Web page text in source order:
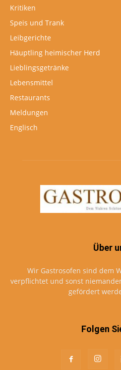
Kritiken
Speis und Trank
Leibgerichte
Häuptling heimischer Herd
Lieblingsgetränke
Lebensmittel
Restaurants
Meldungen
Englisch
Über
Wir Gastrosofen sind dem
verpflichtet und sonst
gefördert
Folgen